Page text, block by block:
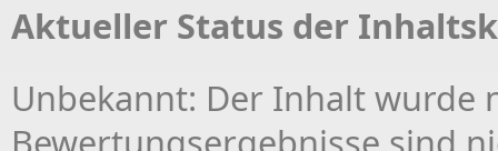
Aktueller Status der
Unbekannt: Der Inhalt wurde